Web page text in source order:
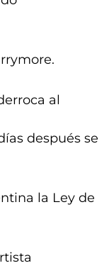
al
después se
la Ley de